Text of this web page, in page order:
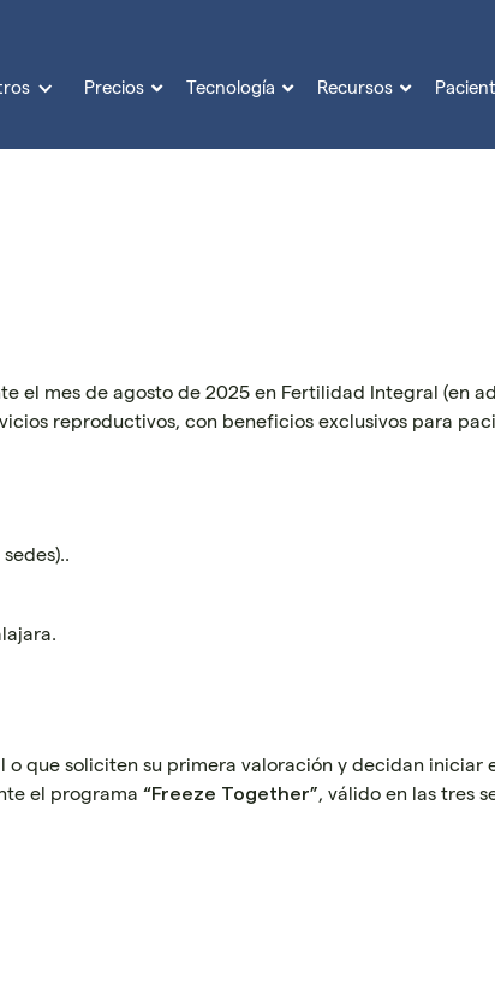
Precios  Tecnología  Recursos 
el mes de agosto de 2025 en Fertilidad Integral (en
reproductivos, con beneficios exclusivos para
que soliciten su primera valoración y decidan iniciar
el programa “Freeze Together”, válido en las tres